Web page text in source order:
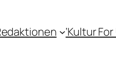
‘Kultur